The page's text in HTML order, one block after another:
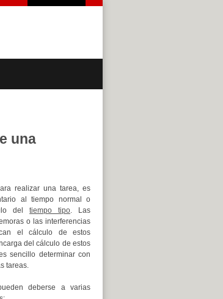
una
realizar una tarea, es
al tiempo normal o
deltiempo tipo. Las
o las interferencias
el cálculo de estos
del cálculo de estos
sencillo determinar con
tareas.
deberse a varias